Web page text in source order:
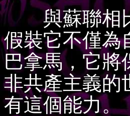
與蘇聯相比
假裝它不僅為
巴拿馬，它將
非共產主義
有這個能力。